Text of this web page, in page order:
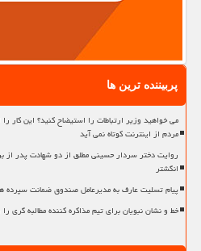
پربیننده ترین ها
می خواهید وزیر ارتباطات را استیضاح کنید؟ این کار
مردم از اینترنت کوتاه نمی آید
روایت دختر سردار حسینی مطلق از دو شهادت پدر از
انگشتر
پیام تسلیت عارف به مدیرعامل صندوق ضمانت سپرده
خط و نشان نبویان برای تیم مذاکره کننده مطالبه گری